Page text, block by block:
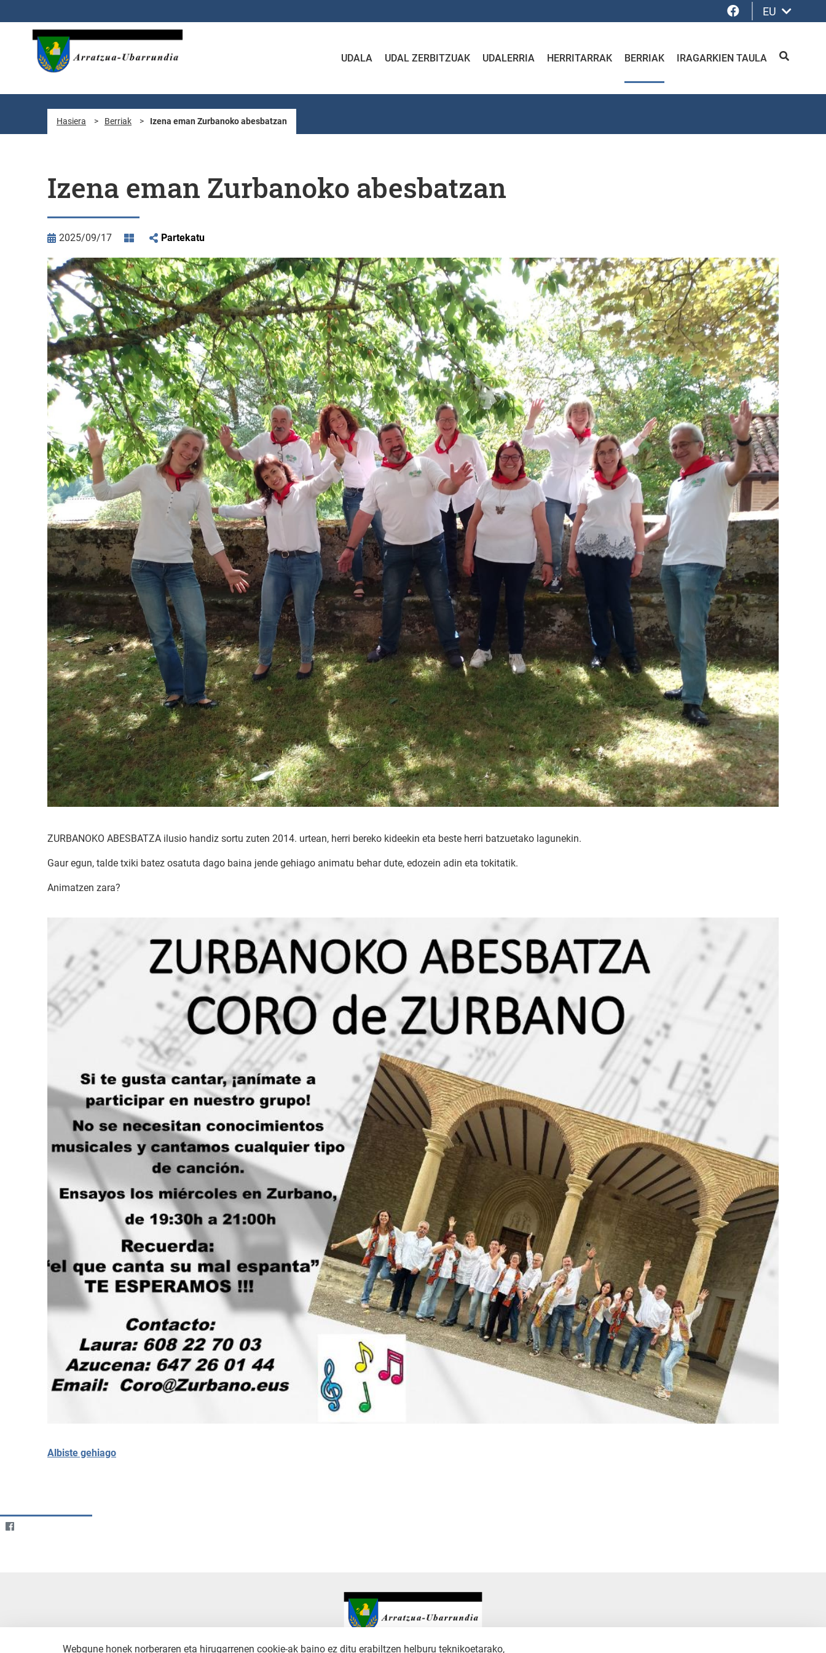
Facebook
EU
UDALA UDAL ZERBITZUAK UDALERRIA HERRITARRAK BERRIAK IRAGARKIEN TAULA BILATU
Hasiera > Berriak > Izena eman Zurbanoko abesbatzan
Izena eman Zurbanoko abesbatzan
2025/09/17 Partekatu
ZURBANOKO ABESBATZA ilusio handiz sortu zuten 2014. urtean, herri bereko kideekin eta beste herri batzuetako lagunekin.
Gaur egun, talde txiki batez osatuta dago baina jende gehiago animatu behar dute, edozein adin eta tokitatik.
Animatzen zara?
Albiste gehiago
Webgune honek norberaren eta hirugarrenen cookie-ak baino ez ditu erabiltzen helburu teknikoetarako,